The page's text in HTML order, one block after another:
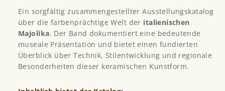
Ein sorgfältig zusammengestellter Ausstellungskatalog
über die farbenprächtige Welt der italienischen
Majolika. Der Band dokumentiert eine bedeutende
museale Präsentation und bietet einen fundierten
Überblick über Technik, Stilentwicklung und regionale
Besonderheiten dieser keramischen Kunstform.